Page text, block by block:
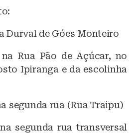
Durval de Góes Monteiro
Rua Pão de Açúcar, no
Ipiranga e da escolinha
segunda rua (Rua Traipu)
segunda rua transversal